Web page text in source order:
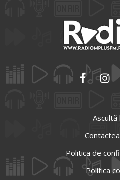
Ascultă
Politica de
Politica